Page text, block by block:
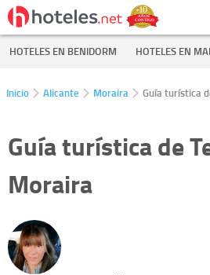
HOTELES EN BENIDORM HOTELES EN
Inicio Alicante Moraira Guía turística
Guía turística de
Moraira